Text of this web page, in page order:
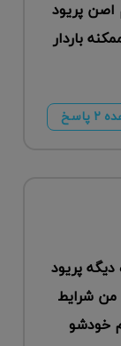
پریود
باردار
دیگه پریود
من شرایط
خودشو